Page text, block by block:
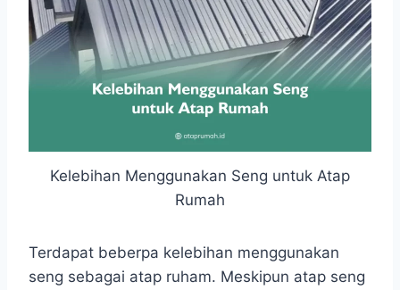
Kelebihan Menggunakan Seng untuk Atap
Rumah
Terdapat beberpa kelebihan menggunakan
seng sebagai atap ruham. Meskipun atap seng